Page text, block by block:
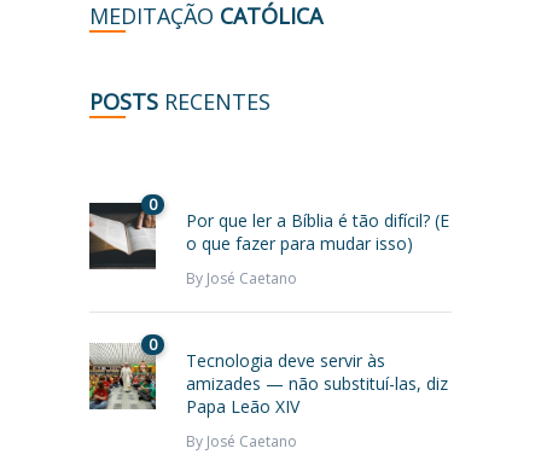
MEDITAÇÃO CATÓLICA
POSTS RECENTES
0
Por que ler a Bíblia é tão difícil? (E
o que fazer para mudar isso)
By José Caetano
0
Tecnologia deve servir às
amizades — não substituí-las, diz
Papa Leão XIV
By José Caetano